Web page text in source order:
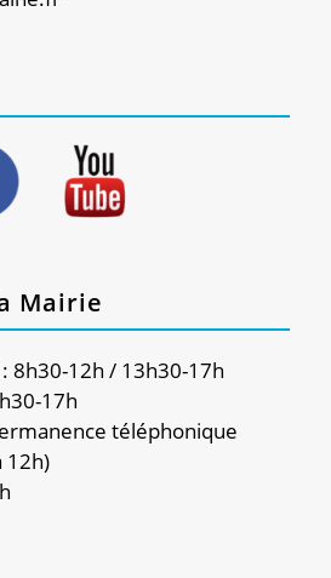
Mairie
8h30-12h / 13h30-17h
17h
téléphonique
12h)